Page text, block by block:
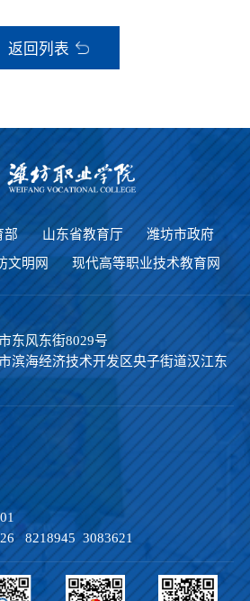
返回列表
部 山东省教育厅
潍坊市政府
文明网 现代高等职业技术教育网
东风东街8029号
滨海经济技术开发区央子街道汉江东
8218945 3083621